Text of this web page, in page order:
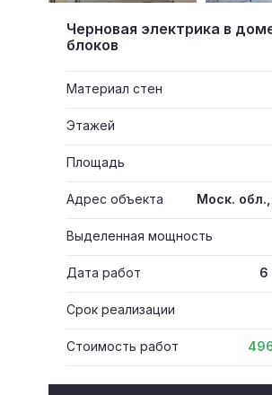
Черновая электрика в
блоков
Срок реализации
Материал стен
Площадь
Выделенная мощность
Дата работ 6
Адрес объекта Моск.
Этажей
Стоимость работ